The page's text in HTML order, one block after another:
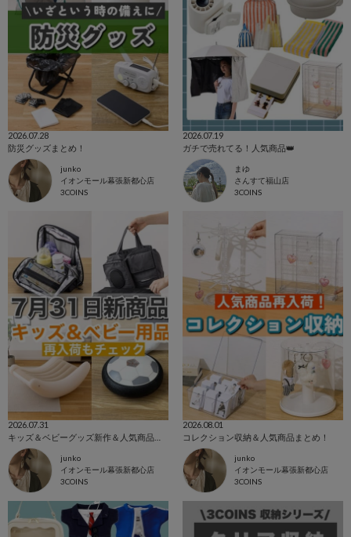
2026.07.28
防災グッズまとめ！
junko
イオンモール幕張新都心店
3COINS
2026.07.19
ガチで売れてる！人気商品👑
まゆ
さんすて福山店
3COINS
2026.07.31
junko
イオンモール幕張新都心店
3COINS
2026.08.01
コレクション収納＆人気商品まとめ！
junko
イオンモール幕張新都心店
3COINS